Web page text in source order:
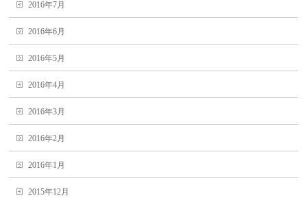
2016年7月
2016年6月
2016年5月
2016年4月
2016年3月
2016年2月
2016年1月
2015年12月